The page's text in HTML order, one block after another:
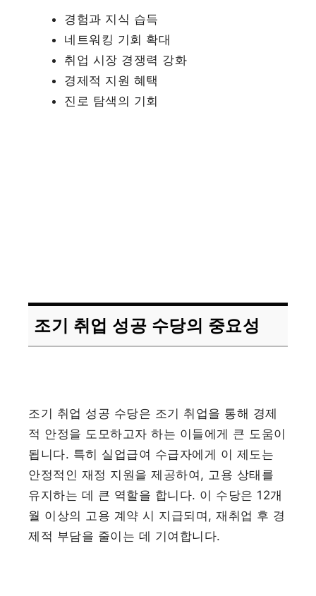
경험과 지식 습득
네트워킹 기회 확대
취업 시장 경쟁력 강화
경제적 지원 혜택
진로 탐색의 기회
조기 취업 성공 수당의 중요성
조기 취업 성공 수당은 조기 취업을 통해 경제
적 안정을 도모하고자 하는 이들에게 큰 도움이
됩니다. 특히 실업급여 수급자에게 이 제도는
안정적인 재정 지원을 제공하여, 고용 상태를
유지하는 데 큰 역할을 합니다. 이 수당은 12개
월 이상의 고용 계약 시 지급되며, 재취업 후 경
제적 부담을 줄이는 데 기여합니다.